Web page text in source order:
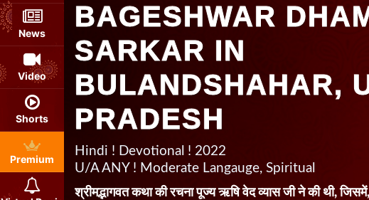
News
Video
Shorts
Premium
BAGESHWAR
SARKAR IN
BULANDSHAHAR,
PRADESH
Hindi ! Devotional ! 2022
U/A ANY ! Moderate Langauge, Spiritual
श्रीमद्भागवत कथा की रचना पूज्य ऋषि वेद व्यास जी ने की थी,